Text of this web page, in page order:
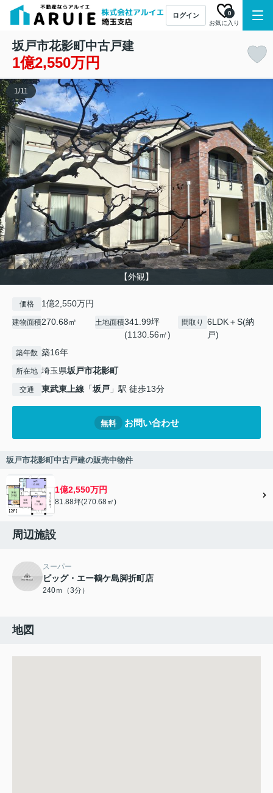
ログイン
お気に入り
0
坂戸市花影町中古戸建
1億2,550万円
【外観】
1/11
価格 1億2,550万円
建物面積270.68㎡ 土地面積341.99坪
(1130.56㎡)
間取り
6LDK＋S(納
戸)
築年数 築16年
所在地 埼玉県坂戸市花影町
交通 東武東上線 「坂戸 」駅 徒歩13分
無料 お問い合わせ
坂戸市花影町中古戸建の販売中物件
1億2,550万円
81.88坪(270.68㎡)
周辺施設
スーパー
ビッグ・エー鶴ケ島脚折町店
240ｍ（3分）
地図